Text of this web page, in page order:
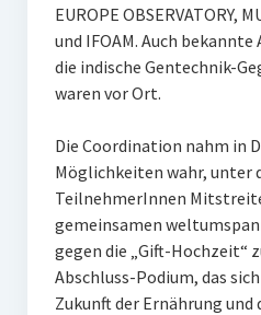
EUROPE OBSERVATORY,
und IFOAM. Auch
die indische Gentechnik-
waren vor Ort.
Die Coordination nahm in
Möglichkeiten wahr, unter
TeilnehmerInnen
gemeinsamen
gegen die „Gift-Hochzeit“
Abschluss-Podium, das
Zukunft der Ernährung